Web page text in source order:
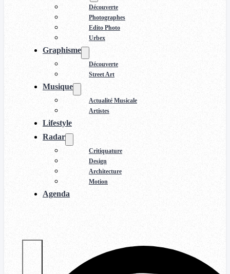
Découverte
Photographes
Edito Photo
Urbex
Graphisme
Découverte
Street Art
Musique
Actualité Musicale
Artistes
Lifestyle
Radar
Critiquature
Design
Architecture
Motion
Agenda